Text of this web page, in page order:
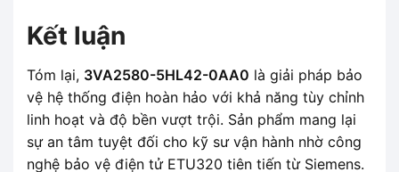
Kết luận
Tóm lại, 3VA2580-5HL42-0AA0 là giải pháp bảo
vệ hệ thống điện hoàn hảo với khả năng tùy chỉnh
linh hoạt và độ bền vượt trội. Sản phẩm mang lại
sự an tâm tuyệt đối cho kỹ sư vận hành nhờ công
nghệ bảo vệ điện tử ETU320 tiên tiến từ Siemens.